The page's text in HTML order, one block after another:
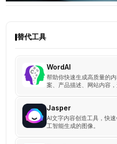
替代工具
WordAI
帮助你快速生成高质量的
案、产品描述、网站内容
Jasper
AI文字内容创造工具，快
工智能生成的图像。